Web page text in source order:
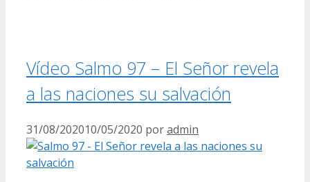
Vídeo Salmo 97 – El Señor revela
a las naciones su salvación
31/08/202010/05/2020 poradmin